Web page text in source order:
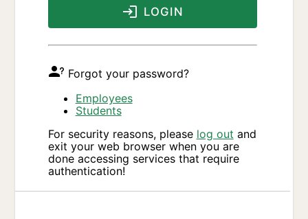
LOGIN
Forgot your password?
Employees
Students
For security reasons, please log out and
exit your web browser when you are
done accessing services that require
authentication!